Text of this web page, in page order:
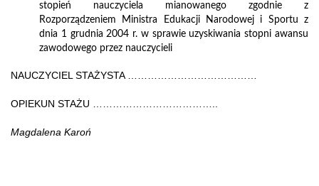
stopień nauczyciela mianowanego zgodnie z
Rozporządzeniem Ministra Edukacji Narodowej i Sportu z
dnia 1 grudnia 2004 r. w sprawie uzyskiwania stopni awansu
zawodowego przez nauczycieli
NAUCZYCIEL STAŻYSTA …………………………………
OPIEKUN STAŻU ………………………………..
Magdalena Karoń